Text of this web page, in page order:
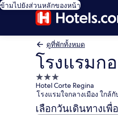
ข้ามไปยังส่วนหลักของหน้า
ดูที่พักทั้งหมด
โรงแรมก
ที่พัก
3.0
ดาว
Hotel Corte Regina
โรงแรมใจกลางเมือง ใกล้
เลือกวันเดินทางเพื่